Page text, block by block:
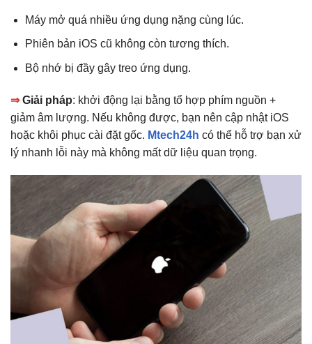
Máy mở quá nhiều ứng dụng nặng cùng lúc.
Phiên bản iOS cũ không còn tương thích.
Bộ nhớ bị đầy gây treo ứng dụng.
⇒Giải pháp: khởi động lại bằng tổ hợp phím nguồn +
giảm âm lượng. Nếu không được, bạn nên cập nhật iOS
hoặc khôi phục cài đặt gốc. Mtech24h có thể hỗ trợ bạn xử
lý nhanh lỗi này mà không mất dữ liệu quan trọng.